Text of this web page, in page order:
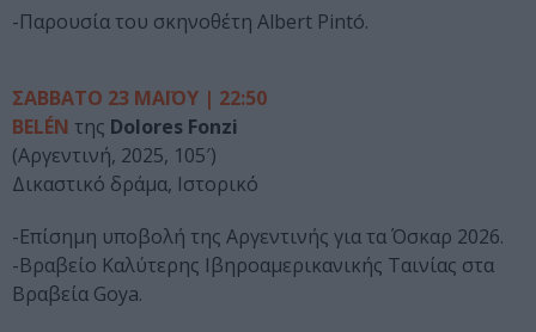
-Παρουσία του σκηνοθέτη Albert Pintó.
ΣΑΒΒΑΤΟ 23 ΜΑΪΟΥ | 22:50
BELÉN της Dolores Fonzi
(Αργεντινή, 2025, 105′)
Δικαστικό δράμα, Ιστορικό
-Επίσημη υποβολή της Αργεντινής για τα Όσκαρ 2026.
-Βραβείο Καλύτερης Ιβηροαμερικανικής Ταινίας στα
Βραβεία Goya.